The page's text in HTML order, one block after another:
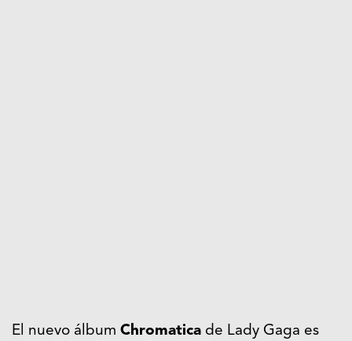
El nuevo álbum Chromatica de Lady Gaga es